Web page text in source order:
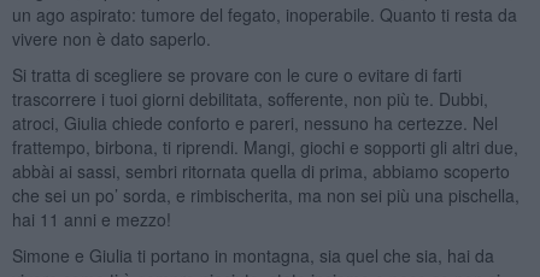
un ago aspirato: tumore del fegato, inoperabile. Quanto ti resta da
vivere non è dato saperlo.
Si tratta di scegliere se provare con le cure o evitare di farti
trascorrere i tuoi giorni debilitata, sofferente, non più te. Dubbi,
atroci, Giulia chiede conforto e pareri, nessuno ha certezze. Nel
frattempo, birbona, ti riprendi. Mangi, giochi e sopporti gli altri due,
abbài ai sassi, sembri ritornata quella di prima, abbiamo scoperto
che sei un po’ sorda, e rimbischerita, ma non sei più una pischella,
hai 11 anni e mezzo!
Simone e Giulia ti portano in montagna, sia quel che sia, hai da